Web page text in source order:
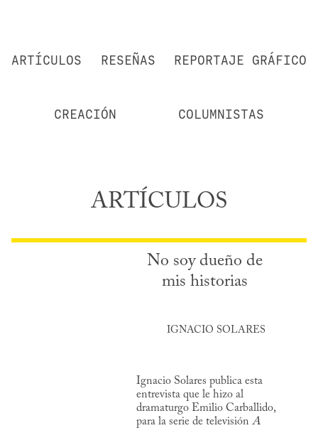
ARTÍCULOS RESEÑAS REPORTAJE GRÁFICO
CREACIÓN COLUMNISTAS
ARTÍCULOS
No soy dueño de
mis historias
IGNACIO SOLARES
Ignacio Solares publica esta
entrevista que le hizo al
dramaturgo Emilio Carballido,
para la serie de televisión A